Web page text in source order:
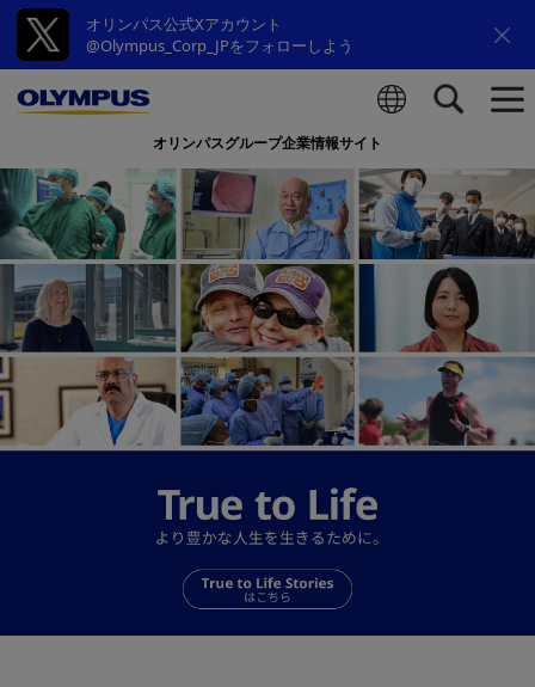
オリンパス公式Xアカウント
@Olympus_Corp_JPをフォローしよう
オリンパスグループ企業情報サイト